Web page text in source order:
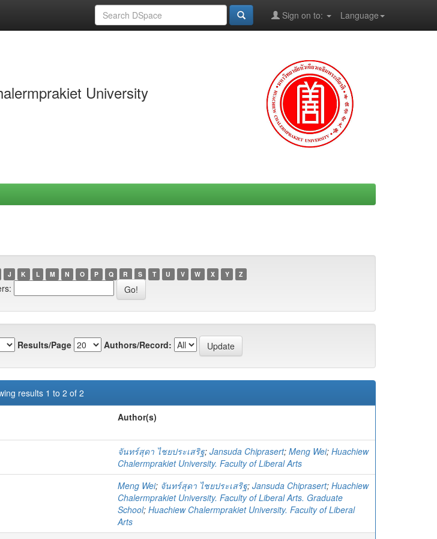
Language
Sign on to:
University
J K L M N O P Q R S T U V W X Y Z
Results/Page Authors/Record:
results 1 to 2 of 2
Author(s)
จันทร์สุดา ไชยประเสริฐ; Jansuda Chiprasert; Meng Wei; Huachiew
Chalermprakiet University. Faculty of Liberal Arts
Meng Wei; จันทร์สุดา ไชยประเสริฐ; Jansuda Chiprasert; Huachiew
Chalermprakiet University. Faculty of Liberal Arts. Graduate
School; Huachiew Chalermprakiet University. Faculty of Liberal
Arts